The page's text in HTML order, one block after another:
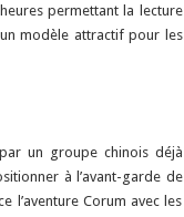
permettant la lecture
modèle attractif pour les
un groupe chinois déjà
à l’avant-garde de
l’aventure Corum avec les